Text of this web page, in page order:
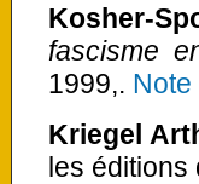
Kosher-
fascisme
1999,.
Kriegel
les éditions